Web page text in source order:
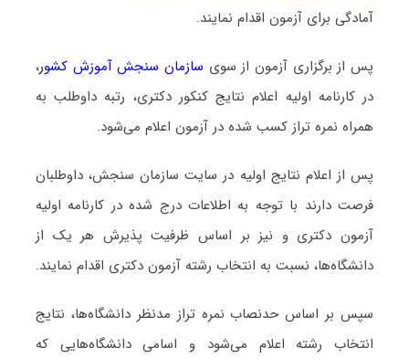
آمادگی برای آزمون اقدام نمایند.
پس از برگزاری آزمون از سوی سازمان سنجش آموزش کشور،
در کارنامه اولیه اعلام نتایج کنکور دکتری، رتبه داوطلب به
همراه نمره تراز کسب شده در آزمون اعلام می‌شود.
پس از اعلام نتایج اولیه در سایت سازمان سنجش، داوطلبان
فرصت دارند با توجه به اطلاعات درج شده در کارنامه اولیه
آزمون دکتری و نیز بر اساس ظرفیت پذیرش هر یک از
دانشگاه‌ها، نسبت به انتخاب رشته آزمون دکتری اقدام نمایند.
سپس بر اساس حدنصاب نمره تراز مدنظر دانشگاه‌ها، نتایج
انتخاب رشته اعلام می‌شود و اسامی دانشگاه‌هایی که